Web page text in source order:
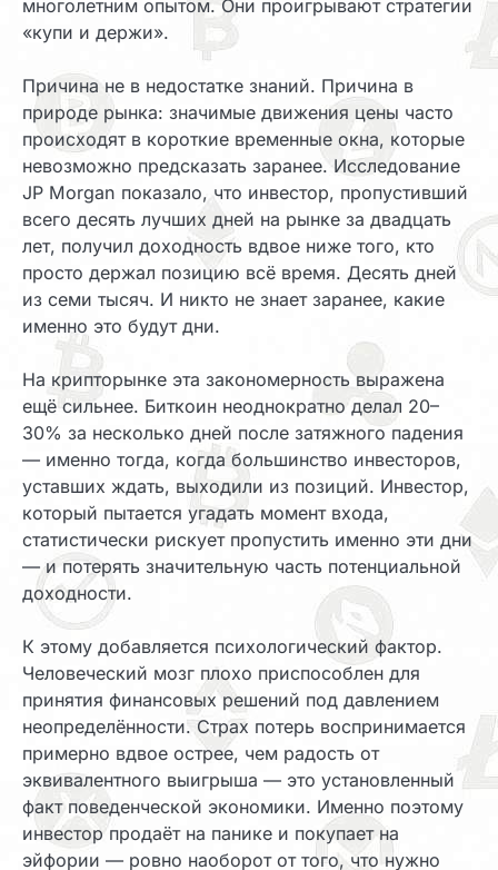
многолетним опытом. Они проигрывают стратегии
«купи и держи».
Причина не в недостатке знаний. Причина в
природе рынка: значимые движения цены часто
происходят в короткие временные окна, которые
невозможно предсказать заранее. Исследование
JP Morgan показало, что инвестор, пропустивший
всего десять лучших дней на рынке за двадцать
лет, получил доходность вдвое ниже того, кто
просто держал позицию всё время. Десять дней
из семи тысяч. И никто не знает заранее, какие
именно это будут дни.
На крипторынке эта закономерность выражена
ещё сильнее. Биткоин неоднократно делал 20–
30% за несколько дней после затяжного падения
— именно тогда, когда большинство инвесторов,
уставших ждать, выходили из позиций. Инвестор,
который пытается угадать момент входа,
статистически рискует пропустить именно эти дни
— и потерять значительную часть потенциальной
доходности.
К этому добавляется психологический фактор.
Человеческий мозг плохо приспособлен для
принятия финансовых решений под давлением
неопределённости. Страх потерь воспринимается
примерно вдвое острее, чем радость от
эквивалентного выигрыша — это установленный
факт поведенческой экономики. Именно поэтому
инвестор продаёт на панике и покупает на
эйфории — ровно наоборот от того, что нужно